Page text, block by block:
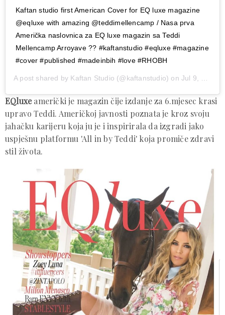
Kaftan studio first American Cover for EQ luxe magazine
@eqluxe with amazing @teddimellencamp / Nasa prva
Američka naslovnica za EQ luxe magazin sa Teddi
Mellencamp Arroyave ?? #kaftanstudio #eqluxe #magazine
#cover #published #madeinbih #love #RHOBH
A post shared by Kaftan Studio (@kaftanstudio) onJul 9, 2019 at 11:53am PDT
EQluxeamerički je magazin čije izdanje za 6.mjesec krasi
upravo Teddi. Američkoj javnosti poznata je kroz svoju
jahačku karijeru koja ju je i inspirirala da izgradi jako
uspješnu platformu 'All in by Teddi' koja promiče zdravi
stil života.